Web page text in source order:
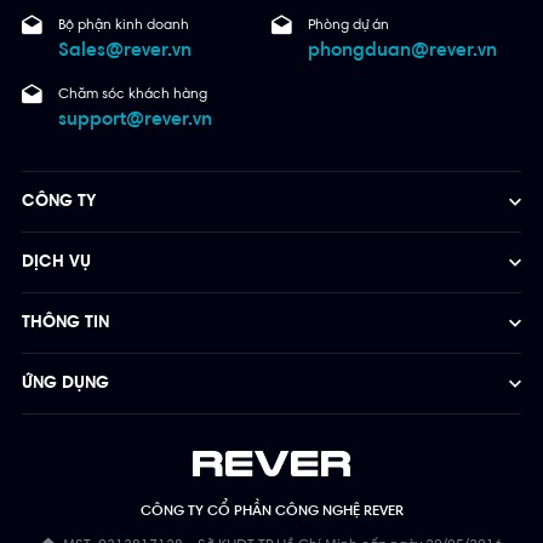
Bộ phận kinh doanh
Sales@rever.vn
Phòng dự án
phongduan@rever.vn
Chăm sóc khách hàng
support@rever.vn
CÔNG TY CỔ PHẦN CÔNG NGHỆ REVER
CÔNG TY
DỊCH VỤ
THÔNG TIN
ỨNG DỤNG